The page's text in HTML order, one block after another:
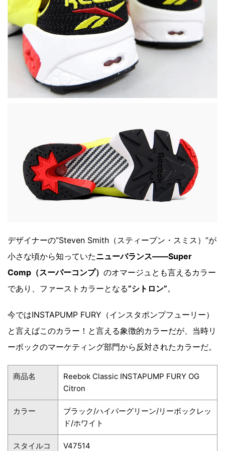
デザイナーの”Steven Smith（スティーブン・スミス）”が
小さな頃から知っていたニューバランス――Super
Comp（スーパーコンプ） のオマージュとも言えるカラー
であり、ファーストカラーとなる”シトロン”。
今ではINSTAPUMP FURY（インスタポンプフューリー）
と言えばこのカラー！と言える象徴的カラーだが、当時リ
ーボックのマーケティング部門から反対されたカラーだ。
商品名
Reebok Classic INSTAPUMP FURY OG
Citron
カラー
ブラック/ハイパーグリーン/リーボックレッ
ド/ホワイト
スタイルコ
V47514